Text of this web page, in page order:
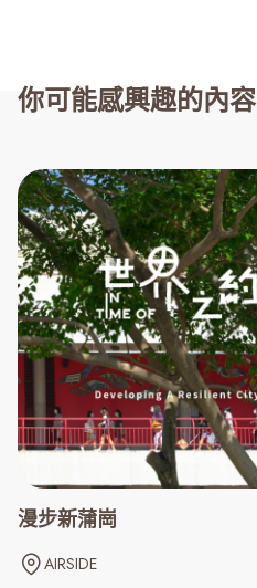
你可能感興趣的內容
漫步新蒲崗
AIRSIDE